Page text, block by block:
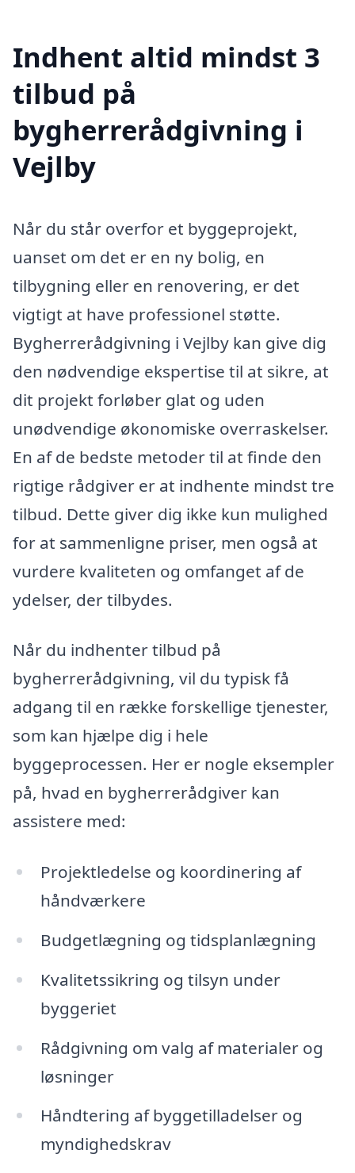
Indhent altid mindst 3
tilbud på
bygherrerådgivning i
Vejlby
Når du står overfor et byggeprojekt,
uanset om det er en ny bolig, en
tilbygning eller en renovering, er det
vigtigt at have professionel støtte.
Bygherrerådgivning i Vejlby kan give dig
den nødvendige ekspertise til at sikre, at
dit projekt forløber glat og uden
unødvendige økonomiske overraskelser.
En af de bedste metoder til at finde den
rigtige rådgiver er at indhente mindst tre
tilbud. Dette giver dig ikke kun mulighed
for at sammenligne priser, men også at
vurdere kvaliteten og omfanget af de
ydelser, der tilbydes.
Når du indhenter tilbud på
bygherrerådgivning, vil du typisk få
adgang til en række forskellige tjenester,
som kan hjælpe dig i hele
byggeprocessen. Her er nogle eksempler
på, hvad en bygherrerådgiver kan
assistere med:
Projektledelse og koordinering af
håndværkere
Budgetlægning og tidsplanlægning
Kvalitetssikring og tilsyn under
byggeriet
Rådgivning om valg af materialer og
løsninger
Håndtering af byggetilladelser og
myndighedskrav